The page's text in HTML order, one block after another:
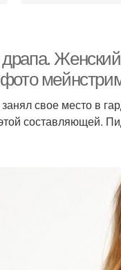
свое место в
составляющей.